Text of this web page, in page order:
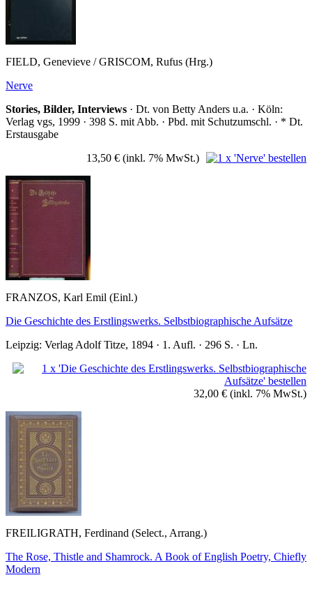
FIELD, Genevieve / GRISCOM, Rufus (Hrg.)
Nerve
Stories, Bilder, Interviews · Dt. von Betty Anders u.a. · Köln:
Verlag vgs, 1999 · 398 S. mit Abb. · Pbd. mit Schutzumschl. · * Dt.
Erstausgabe
13,50 € (inkl. 7% MwSt.)
FRANZOS, Karl Emil (Einl.)
Die Geschichte des Erstlingswerks. Selbstbiographische Aufsätze
Leipzig: Verlag Adolf Titze, 1894 · 1. Aufl. · 296 S. · Ln.
32,00 € (inkl. 7% MwSt.)
FREILIGRATH, Ferdinand (Select., Arrang.)
The Rose, Thistle and Shamrock. A Book of English Poetry, Chiefly
Modern